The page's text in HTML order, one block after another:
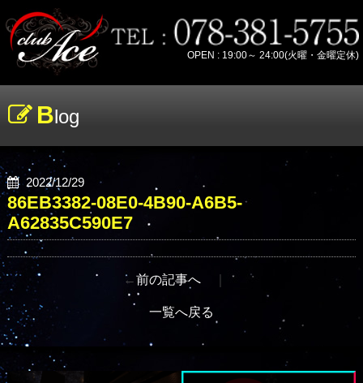
OPEN : 19:00～ 24:00(火曜・金曜定休)
Blog
2022/12/29
86EB3382-08E0-4B90-A6B5-
A62835C590E7
←前の記事へ ｜
一覧へ戻る